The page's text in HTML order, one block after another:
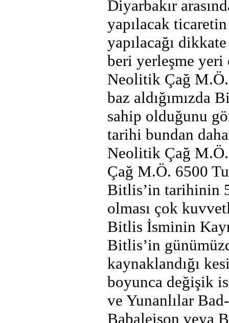
Diyarbakır
yapılacak
yapılacağı
beri yerleşme
Neolitik Çağ
baz aldığımızda
sahip olduğunu
tarihi bundan
Neolitik Çağ
Çağ M.Ö. 6500
Bitlis’in tarihinin
olması çok
Bitlis İsminin
Bitlis’in
kaynaklandığı
boyunca değişik
ve Yunanlılar
Babaleison veya